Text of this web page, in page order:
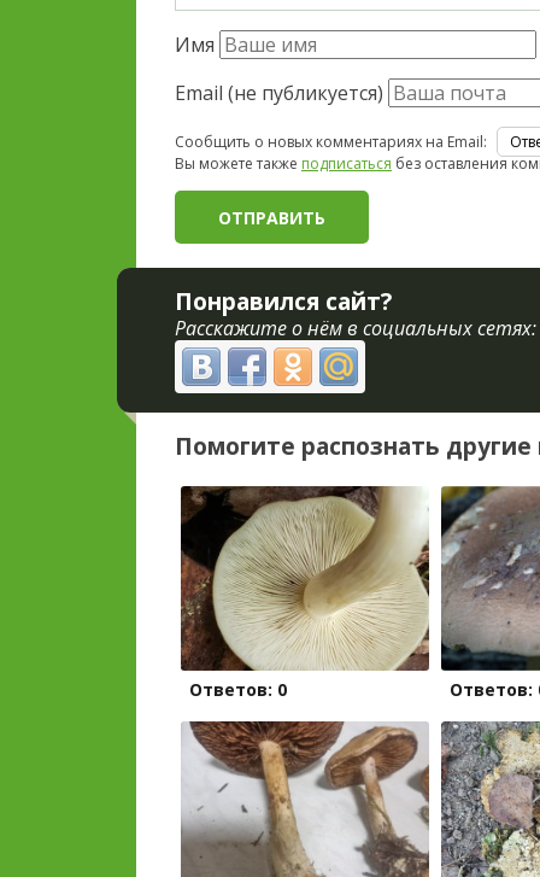
Имя
Email (не публикуется)
Сообщить о новых комментариях на Email:
Вы можете также подписаться без оставления
Понравился сайт?
Расскажите о нём в социальных сетях:
Помогите распознать другие
Ответов: 0 Ответов: